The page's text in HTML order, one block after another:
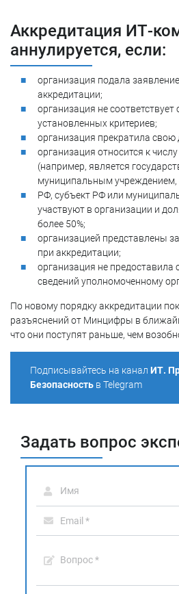
Аккредитация ИТ-
аннулируется, если:
организация подала
аккредитации;
организация не
установленных критериев;
организация прекратила свою
организация относится к
(например, является
муниципальным учреждением,
РФ, субъект РФ или
участвуют в организации и
более 50%;
организацией представлены
при аккредитации;
организация не предоставила
сведений уполномоченному
По новому порядку аккредитации
разъяснений от Минцифры в
что они поступят раньше, чем
Подписывайтесь на канал ИТ.
Безопасность в Telegram
Задать вопрос